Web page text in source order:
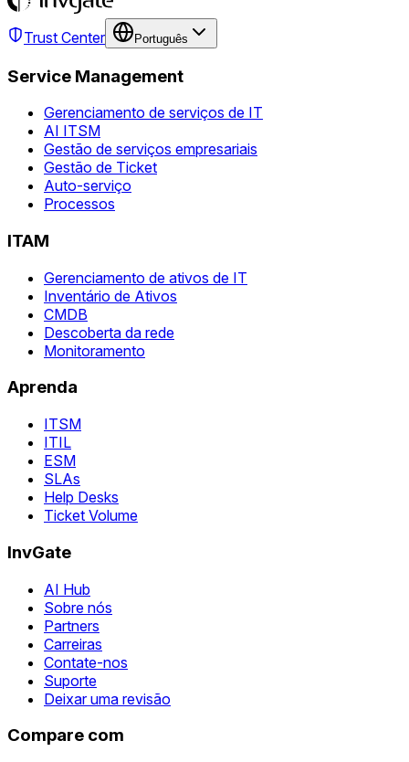
Trust Center Português
Service Management
Gerenciamento de serviços de IT
AI ITSM
Gestão de serviços empresariais
Gestão de Ticket
Auto-serviço
Processos
ITAM
Gerenciamento de ativos de IT
Inventário de Ativos
CMDB
Descoberta da rede
Monitoramento
Aprenda
ITSM
ITIL
ESM
SLAs
Help Desks
Ticket Volume
InvGate
AI Hub
Sobre nós
Partners
Carreiras
Contate-nos
Suporte
Deixar uma revisão
Compare com